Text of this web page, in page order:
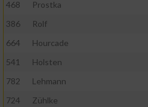
468
Prostka
386
Rolf
664
Hourcade
541
Holsten
782
Lehmann
724
Zühlke